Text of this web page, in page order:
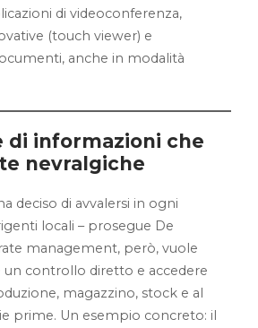
di videoconferenza,
(touch viewer) e
anche in modalità
di informazioni che
nevralgiche
deciso di avvalersi in ogni
locali – prosegue De
management, però, vuole
un controllo diretto e accedere
magazzino, stock e al
prime. Un esempio concreto: il